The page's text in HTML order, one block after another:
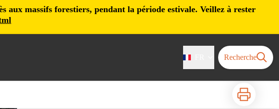
aux massifs forestiers, pendant la période estivale. Veillez à rester
Recherche
Imprimer